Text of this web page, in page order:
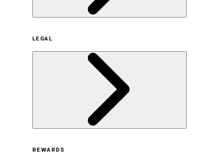
サステナビリティの取り組み（日本）
サステナビリティの取り組み（米国/英語）
ヒストリー
採用情報
LEGAL
REWARDS